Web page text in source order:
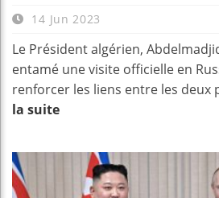
14 Jun 2023
Le Président algérien,
entamé une visite officielle en
renforcer les liens entre les deux
la suite